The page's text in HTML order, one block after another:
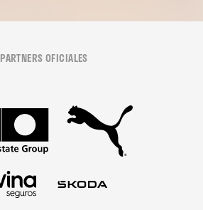
PARTNERS OFICIALES